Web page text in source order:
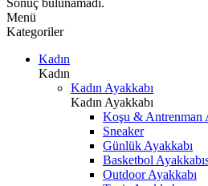
Sonuç bulunamadı.
Menü
Kategoriler
Kadın
Kadın
Kadın Ayakkabı
Kadın Ayakkabı
Koşu & Antrenman
Sneaker
Günlük Ayakkabı
Basketbol
Outdoor Ayakkabı